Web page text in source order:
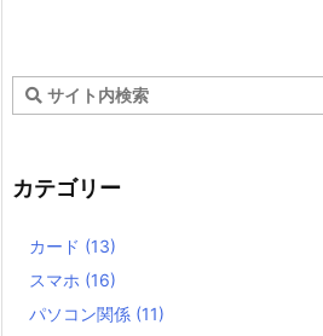
カテゴリー
カード (13)
スマホ (16)
パソコン関係 (11)